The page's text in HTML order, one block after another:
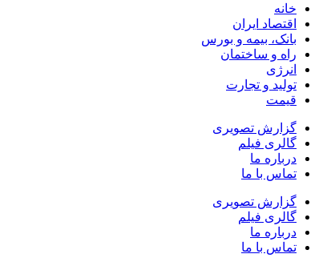
خانه
اقتصاد ایران
بانک، بیمه و بورس
راه و ساختمان
انرژی
تولید و تجارت
قیمت
گزارش تصویری
گالری فیلم
درباره ما
تماس با ما
گزارش تصویری
گالری فیلم
درباره ما
تماس با ما